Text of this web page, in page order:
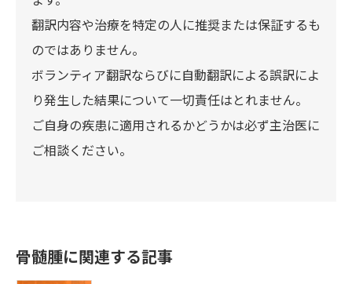
翻訳内容や治療を特定の人に推奨または保証するも
のではありません。
ボランティア翻訳ならびに自動翻訳による誤訳によ
り発生した結果について一切責任はとれません。
ご自身の疾患に適用されるかどうかは必ず主治医に
ご相談ください。
骨髄腫に関連する記事